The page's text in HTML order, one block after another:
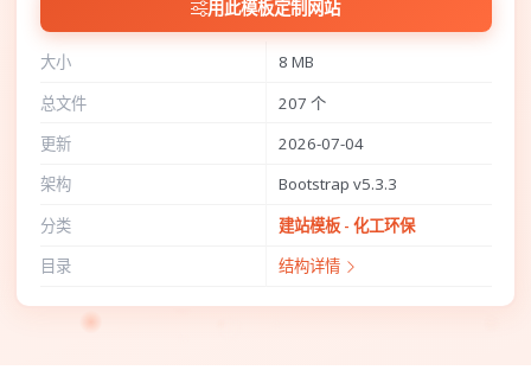
用此模板定制网站
大小
8 MB
总文件
207 个
更新
2026-07-04
架构
Bootstrap v5.3.3
分类
建站模板 - 化工环保
目录
结构详情